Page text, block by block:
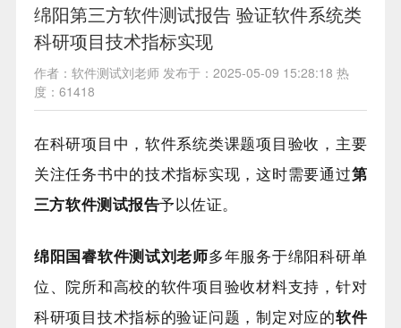
绵阳第三方软件测试报告 验证软件系统类
科研项目技术指标实现
作者：软件测试刘老师 发布于：2025-05-09 15:28:18 热
度：61418
在科研项目中，软件系统类课题项目验收，主要
关注任务书中的技术指标实现，这时需要通过第
三方软件测试报告予以佐证。
绵阳国睿软件测试刘老师多年服务于绵阳科研单
位、院所和高校的软件项目验收材料支持，针对
科研项目技术指标的验证问题，制定对应的软件